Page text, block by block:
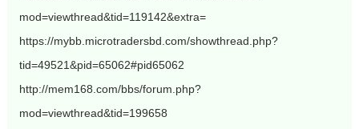
mod=viewthread&tid=119142&extra=
https://mybb.microtradersbd.com/showthread.php?
tid=49521&pid=65062#pid65062
http://mem168.com/bbs/forum.php?
mod=viewthread&tid=199658